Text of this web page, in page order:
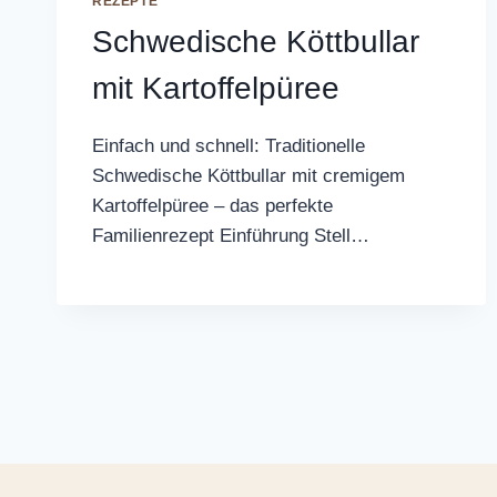
Schwedische Köttbullar
mit Kartoffelpüree
Einfach und schnell: Traditionelle
Schwedische Köttbullar mit cremigem
Kartoffelpüree – das perfekte
Familienrezept Einführung Stell…